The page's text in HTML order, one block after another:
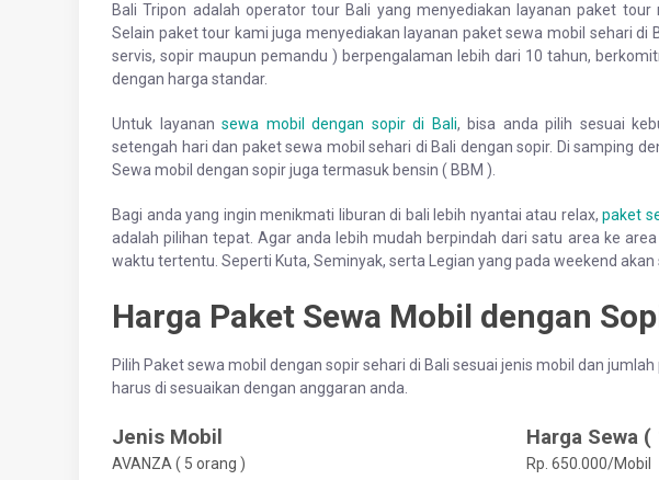
Bali Tripon adalah operator tour Bali yang menyediakan layanan paket
Selain paket tour kami juga menyediakan layanan paket sewa mobil sehari di
servis, sopir maupun pemandu ) berpengalaman lebih dari 10 tahun,
dengan harga standar.
Untuk layanan sewa mobil dengan sopir di Bali, bisa anda pilih sesuai
setengah hari dan paket sewa mobil sehari di Bali dengan sopir. Di samping
Sewa mobil dengan sopir juga termasuk bensin ( BBM ).
Bagi anda yang ingin menikmati liburan di bali lebih nyantai atau relax, paket
adalah pilihan tepat. Agar anda lebih mudah berpindah dari satu area ke
waktu tertentu. Seperti Kuta, Seminyak, serta Legian yang pada weekend akan
Harga Paket Sewa Mobil dengan
Pilih Paket sewa mobil dengan sopir sehari di Bali sesuai jenis mobil dan
harus di sesuaikan dengan anggaran anda.
Jenis Mobil Harga Sewa (
AVANZA ( 5 orang )
Rp. 650.000/Mobil